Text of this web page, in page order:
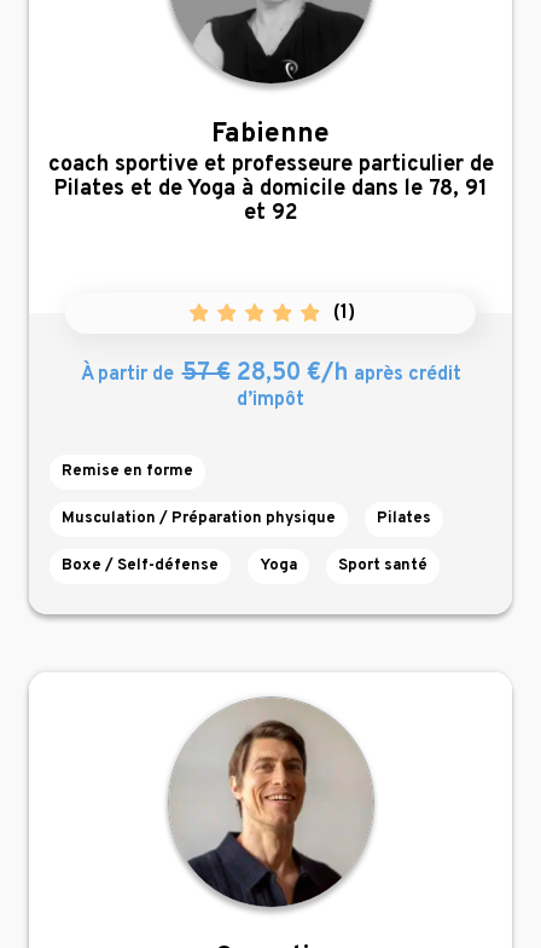
Fabienne
,
coach sportive et professeure particulier de
Pilates et de Yoga à domicile dans le 78, 91
et 92
(1)
À partir de 57 €28,50 €/h après crédit
d’impôt
Remise en forme
Musculation / Préparation physique Pilates
Boxe / Self-défense Yoga Sport santé